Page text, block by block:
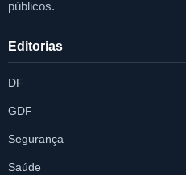
públicos.
Editorias
DF
GDF
Segurança
Saúde